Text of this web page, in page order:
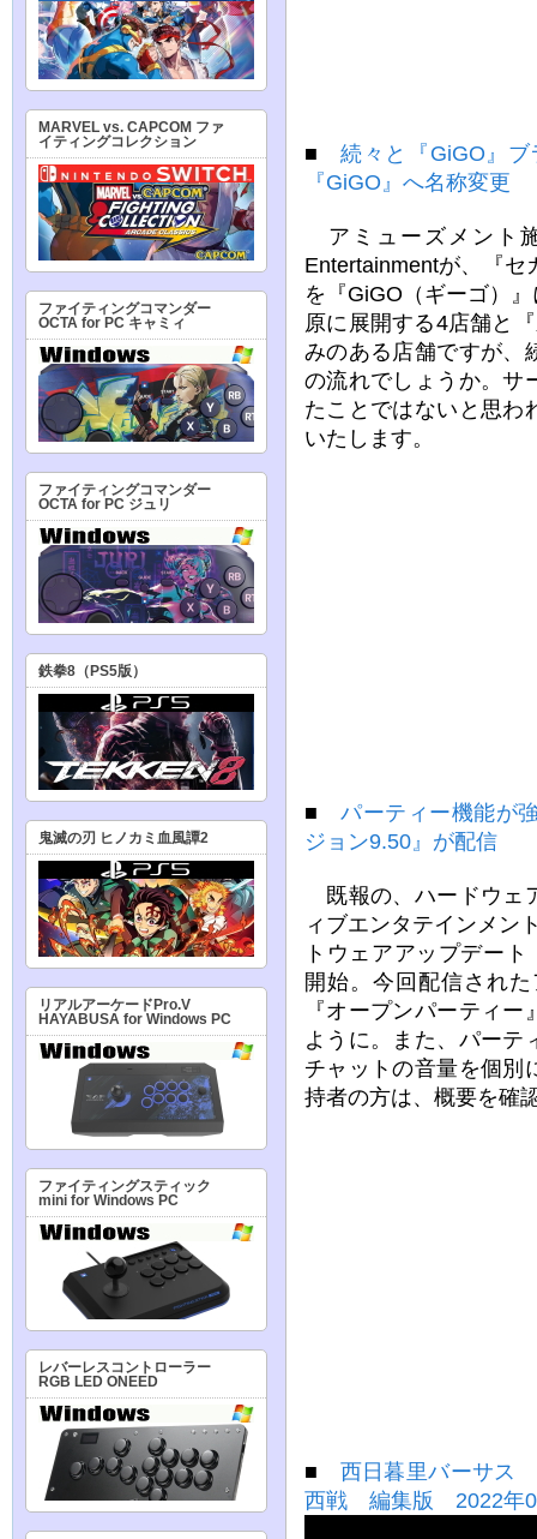
■続々と『GiGO』
『GiGO』へ名称変更
アミューズメント
Entertainmentが、『セ
を『GiGO（ギーゴ）
原に展開する4店舗と
みのある店舗ですが、
の流れでしょうか。サ
たことではないと思わ
いたします。
■ パーティー機能が
ジョン9.50』が配信
既報の、ハードウェ
ィブエンタテインメン
トウェアアップデー
開始。今回配信され
『オープンパーティ
ように。また、パーテ
チャットの音量を個別
持者の方は、概要を確
■ 西日暮里バーサス
西戦 編集版 2022年
MARVEL vs. CAPCOM ファ
イティングコレクション
ファイティングコマンダー
OCTA for PC キャミィ
ファイティングコマンダー
OCTA for PC ジュリ
鉄拳8（PS5版）
鬼滅の刃 ヒノカミ血風譚2
リアルアーケードPro.V
HAYABUSA for Windows PC
ファイティングスティック
mini for Windows PC
レバーレスコントローラー
RGB LED ONEED